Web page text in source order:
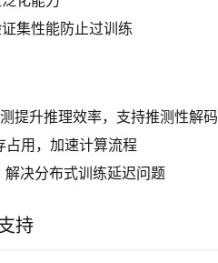
集性能防止过训练
提升推理效率，支持推测性解码
占用，加速计算流程
解决分布式训练延迟问题
持